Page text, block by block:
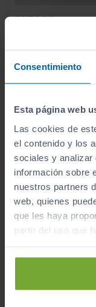
Consentimiento
Esta página web
Las cookies de
el contenido y los
sociales y analizar
información sobre
nuestros partners
web, quienes
que les haya
partir del uso que
AUDI A6
CERO